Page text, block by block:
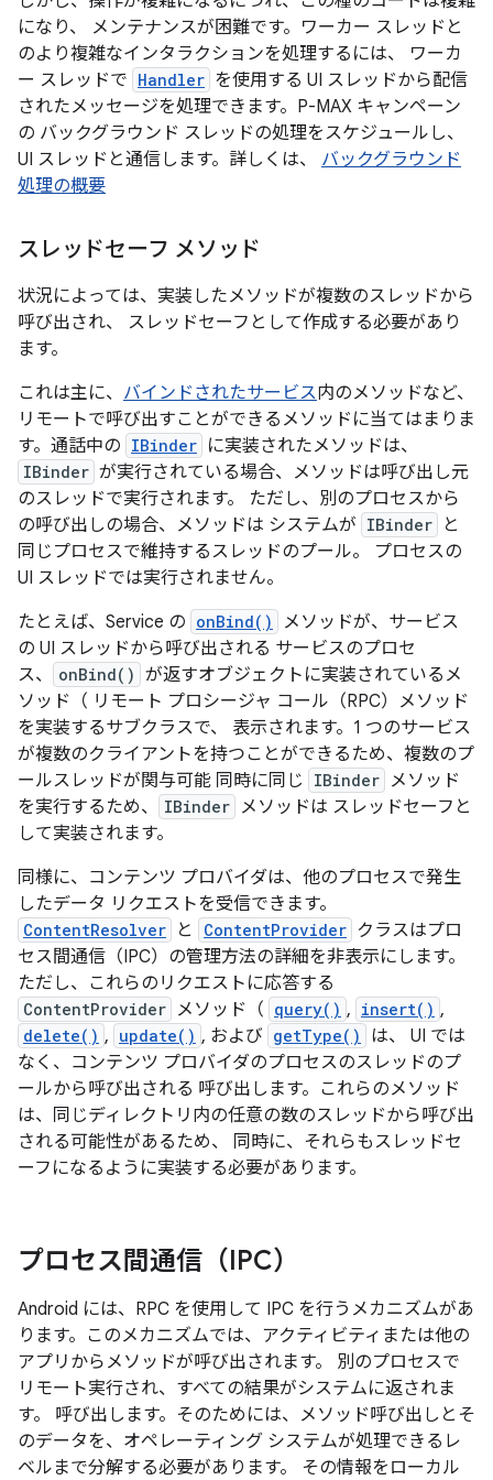
になり、 メンテナンスが困難です。ワーカー スレッドと
のより複雑なインタラクションを処理するには、 ワーカ
ー スレッドで Handler を使用する UI スレッドから配信
されたメッセージを処理できます。P-MAX キャンペーン
の バックグラウンド スレッドの処理をスケジュールし、
UI スレッドと通信します。詳しくは、 バックグラウンド
処理の概要
スレッドセーフ メソッド
状況によっては、実装したメソッドが複数のスレッドから
呼び出され、 スレッドセーフとして作成する必要があり
ます。
これは主に、 バインドされたサービス内のメソッドなど、
リモートで呼び出すことができるメソッドに当てはまりま
す。通話中の IBinder に実装されたメソッドは、
IBinder が実行されている場合、メソッドは呼び出し元
のスレッドで実行されます。 ただし、別のプロセスから
の呼び出しの場合、メソッドは システムが IBinder
と
同じプロセスで維持するスレッドのプール。 プロセスの
UI スレッドでは実行されません。
たとえば、Service の onBind()
メソッドが、サービス
の UI スレッドから呼び出される サービスのプロセ
ス、
onBind() が返すオブジェクトに実装されているメ
ソッド（ リモート プロシージャ コール（RPC）メソッド
を実装するサブクラスで、 表示されます。1 つのサービス
が複数のクライアントを持つことができるため、複数のプ
ールスレッドが関与可能 同時に同じ
IBinder メソッド
を実行するため、
IBinder メソッドは スレッドセーフと
して実装されます。
同様に、コンテンツ プロバイダは、他のプロセスで発生
したデータ リクエストを受信できます。
ContentResolver と ContentProvider クラスはプロ
セス間通信（IPC）の管理方法の詳細を非表示にします。
ただし、これらのリクエストに応答する
ContentProvider メソッド（ query() , insert() ,
delete() , update() , および getType()
は、 UI では
なく、コンテンツ プロバイダのプロセスのスレッドのプ
ールから呼び出される 呼び出します。これらのメソッド
は、同じディレクトリ内の任意の数のスレッドから呼び出
される可能性があるため、 同時に、それらもスレッドセ
ーフになるように実装する必要があります。
プロセス間通信（IPC）
Android には、RPC を使用して IPC を行うメカニズムがあ
ります。このメカニズムでは、アクティビティまたは他の
アプリからメソッドが呼び出されます。 別のプロセスで
リモート実行され、すべての結果がシステムに返されま
す。 呼び出します。そのためには、メソッド呼び出しとそ
のデータを、オペレーティング システムが処理できるレ
ベルまで分解する必要があります。 その情報をローカル